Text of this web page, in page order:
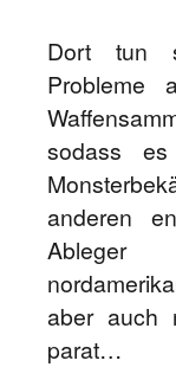
Dort tun
Probleme
sodass
anderen
aber auch
parat…